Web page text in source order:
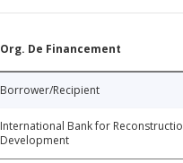
Org. De Financement
Borrower/Recipient
International Bank for
Development